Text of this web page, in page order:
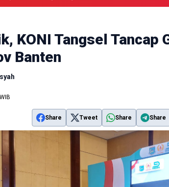
KONI Tangsel Tancap
Banten
Share Tweet Share Share